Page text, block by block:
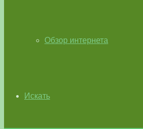
Обзор интернета
Искать